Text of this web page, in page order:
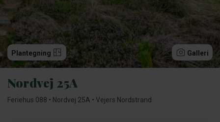
Plantegning Galleri
Nordvej 25A
Feriehus 088 • Nordvej 25A • Vejers Nordstrand